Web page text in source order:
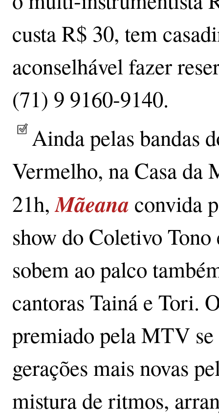
custa R$ 30, tem
aconselhável fazer
(71) 9 9160-9140.
Ainda pelas bandas
Vermelho, na Casa da
21h,Mãeana convida
show do Coletivo Tono
sobem ao palco
cantoras Tainá e Tori.
premiado pela MTV
gerações mais novas
mistura de ritmos,